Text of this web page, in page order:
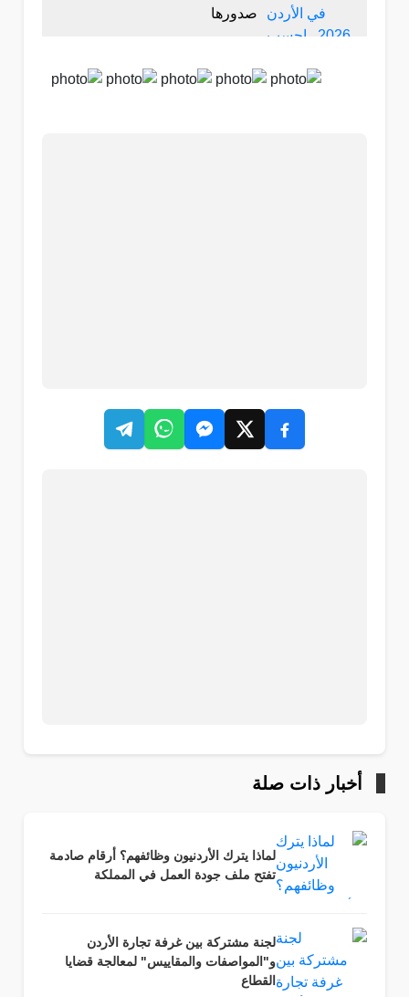
صدورها
أخبار ذات صلة
لماذا يترك الأردنيون وظائفهم؟ أرقام صادمة
تفتح ملف جودة العمل في المملكة
لجنة مشتركة بين غرفة تجارة الأردن
و"المواصفات والمقاييس" لمعالجة قضايا
القطاع